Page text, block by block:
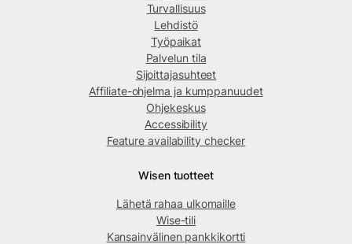
Turvallisuus
Lehdistö
Työpaikat
Palvelun tila
Sijoittajasuhteet
Affiliate-ohjelma ja kumppanuudet
Ohjekeskus
Accessibility
Feature availability checker
Wisen tuotteet
Lähetä rahaa ulkomaille
Wise-tili
Kansainvälinen pankkikortti